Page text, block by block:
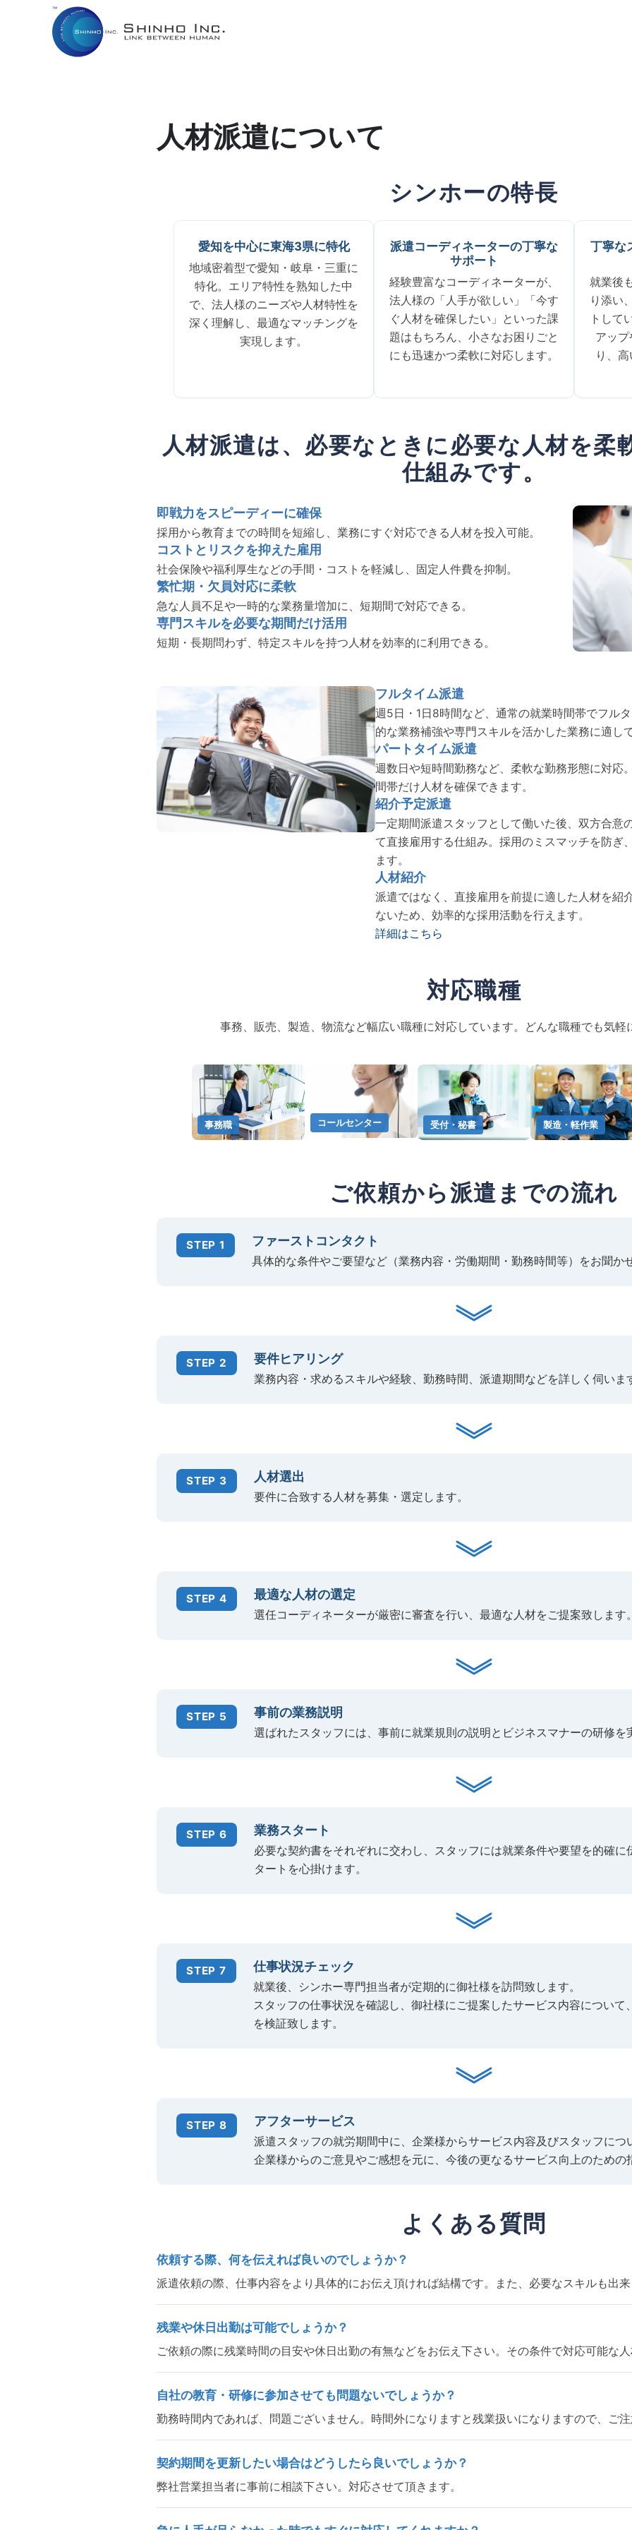
人材派遣について
シンホーの特長
愛知を中心に東海3県に特化
地域密着型で愛知・岐阜・三重に
特化。エリア特性を熟知した中
で、法人様のニーズや人材特性を
深く理解し、最適なマッチングを
実現します。
派遣コーディネーターの丁寧な
サポート
経験豊富なコーディネーターが、
法人様の「人手が欲しい」「今す
ぐ人材を確保したい」といった課
題はもちろん、小さなお困りごと
にも迅速かつ柔軟に対応します。
丁寧な
就業後
り添い
トして
アッ
り、
人材派遣は、必要なときに必要な人材を柔
仕組みです。
即戦力をスピーディーに確保
採用から教育までの時間を短縮し、業務にすぐ対応できる人材を投入可能。
コストとリスクを抑えた雇用
社会保険や福利厚生などの手間・コストを軽減し、固定人件費を抑制。
繁忙期・欠員対応に柔軟
急な人員不足や一時的な業務量増加に、短期間で対応できる。
専門スキルを必要な期間だけ活用
短期・長期問わず、特定スキルを持つ人材を効率的に利用できる。
フルタイム派遣
週5日・1日8時間など、通常の就業時間帯でフル
的な業務補強や専門スキルを活かした業務に適し
パートタイム派遣
週数日や短時間勤務など、柔軟な勤務形態に対応
間帯だけ人材を確保できます。
紹介予定派遣
一定期間派遣スタッフとして働いた後、双方合意
て直接雇用する仕組み。採用のミスマッチを防ぎ
ます。
人材紹介
派遣ではなく、直接雇用を前提に適した人材を紹
ないため、効率的な採用活動を行えます。
詳細はこちら
対応職種
事務、販売、製造、物流など幅広い職種に対応しています。どんな職種でも気軽
事務職 コールセンター 受付・秘書 製造・軽作業
ご依頼から派遣までの流れ
STEP 1 ファーストコンタクト
具体的な条件やご要望など（業務内容・労働期間・勤務時間等）をお聞か
STEP 2 要件ヒアリング
業務内容・求めるスキルや経験、勤務時間、派遣期間などを詳しく伺いま
STEP 3 人材選出
要件に合致する人材を募集・選定します。
STEP 4 最適な人材の選定
選任コーディネーターが厳密に審査を行い、最適な人材をご提案致します
STEP 5 事前の業務説明
選ばれたスタッフには、事前に就業規則の説明とビジネスマナーの研修を
STEP 6 業務スタート
必要な契約書をそれぞれに交わし、スタッフには就業条件や要望を的確に
タートを心掛けます。
STEP 7 仕事状況チェック
就業後、シンホー専門担当者が定期的に御社様を訪問致します。
スタッフの仕事状況を確認し、御社様にご提案したサービス内容について
を検証致します。
STEP 8 アフターサービス
派遣スタッフの就労期間中に、企業様からサービス内容及びスタッフにつ
企業様からのご意見やご感想を元に、今後の更なるサービス向上のための
よくある質問
依頼する際、何を伝えれば良いのでしょうか？
派遣依頼の際、仕事内容をより具体的にお伝え頂ければ結構です。また、必要なスキルも出
残業や休日出勤は可能でしょうか？
ご依頼の際に残業時間の目安や休日出勤の有無などをお伝え下さい。その条件で対応可能な
自社の教育・研修に参加させても問題ないでしょうか？
勤務時間内であれば、問題ございません。時間外になりますと残業扱いになりますので、ご
契約期間を更新したい場合はどうしたら良いでしょうか？
弊社営業担当者に事前に相談下さい。対応させて頂きます。